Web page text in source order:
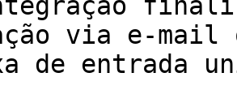
via e-
de entrada